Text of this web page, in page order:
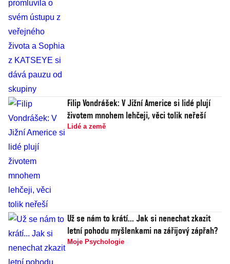
Filip Vondrášek: V Jižní Americe si lidé plují
životem mnohem lehčeji, věci tolik neřeší
Lidé a země
Už se nám to krátí... Jak si nenechat zkazit
letní pohodu myšlenkami na zářijový zápřah?
Moje Psychologie